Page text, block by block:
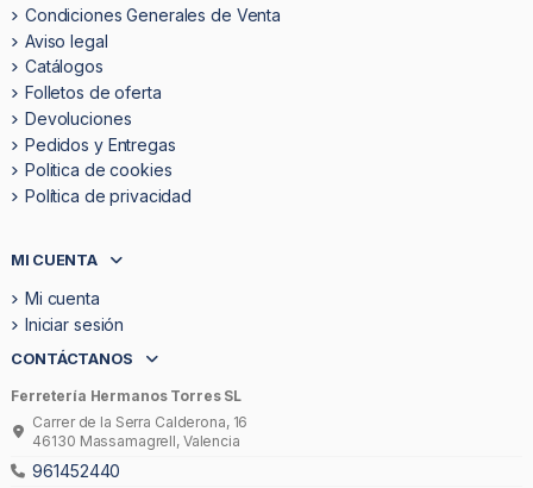
Condiciones Generales de Venta
Aviso legal
Catálogos
Folletos de oferta
Devoluciones
Pedidos y Entregas
Politica de cookies
Política de privacidad
MI CUENTA
Mi cuenta
Iniciar sesión
CONTÁCTANOS
Ferretería Hermanos Torres SL
Carrer de la Serra Calderona, 16
46130 Massamagrell, Valencia
961452440